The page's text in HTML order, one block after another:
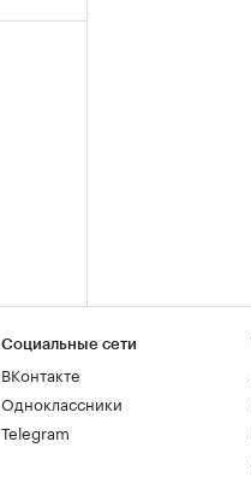
Социальные сети
ВКонтакте
Одноклассники
Telegram